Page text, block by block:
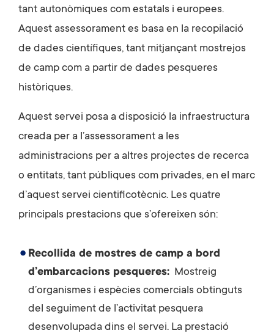
tant autonòmiques com estatals i europees.
Aquest assessorament es basa en la recopilació
de dades científiques, tant mitjançant mostrejos
de camp com a partir de dades pesqueres
històriques.
Aquest servei posa a disposició la infraestructura
creada per a l’assessorament a les
administracions per a altres projectes de recerca
o entitats, tant públiques com privades, en el marc
d’aquest servei cientificotècnic. Les quatre
principals prestacions que s’ofereixen són:
Recollida de mostres de camp a bord
d’embarcacions pesqueres: Mostreig
d’organismes i espècies comercials obtinguts
del seguiment de l’activitat pesquera
desenvolupada dins el servei. La prestació